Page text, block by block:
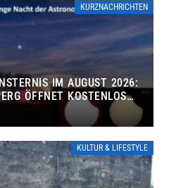
KURZNACHRICHTEN
IM AUGUST 2026:
ÖFFNET KOSTENLOS
KULTUR & LIFESTYLE